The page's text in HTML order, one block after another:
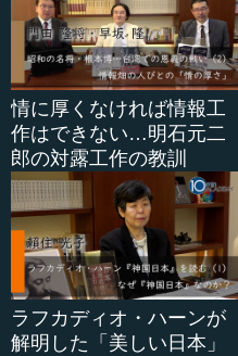
情に厚くなければ情報工
作はできない…明石元二
郎の対露工作の教訓
ラフカディオ・ハーンが
解明した「美しい日本」